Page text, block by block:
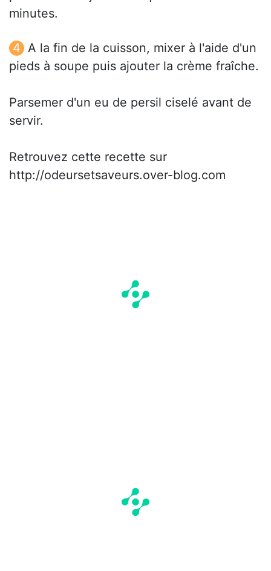
minutes.
A la fin de la cuisson, mixer à l'aide d'un
pieds à soupe puis ajouter la crème fraîche.
Parsemer d'un eu de persil ciselé avant de
servir.
Retrouvez cette recette sur
http://odeursetsaveurs.over-blog.com